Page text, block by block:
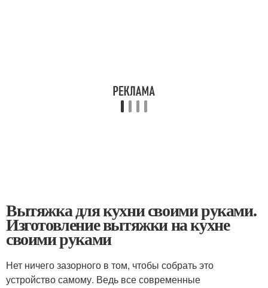
Вытяжка для кухни своими руками.
Изготовление вытяжки на кухне
своими руками
Нет ничего зазорного в том, чтобы собрать это
устройство самому. Ведь все современные